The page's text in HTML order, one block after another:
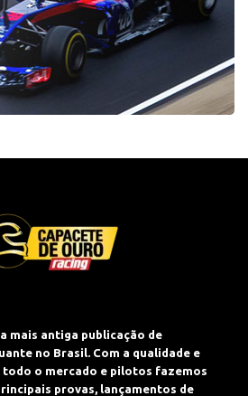
a mais antiga publicação de
no Brasil. Com a qualidade e
o mercado e pilotos fazemos
provas, lançamentos de